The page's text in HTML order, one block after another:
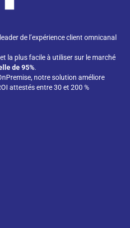
de l’expérience client omnicanal
la plus facile à utiliser sur le marché
de 95%.
notre solution améliore
attestés entre 30 et 200 %